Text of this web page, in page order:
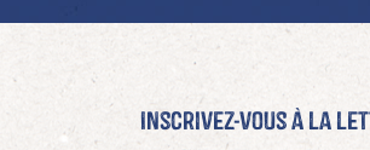
Inscrivez-vous à La